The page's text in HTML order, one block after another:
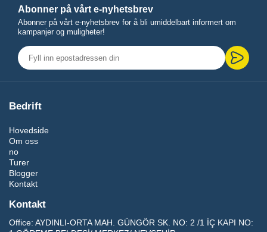
Abonner på vårt e-nyhetsbrev
Abonner på vårt e-nyhetsbrev for å bli umiddelbart informert om
kampanjer og muligheter!
Bedrift
Hovedside
Om oss
no
Turer
Blogger
Kontakt
Kontakt
Office: AYDINLI-ORTA MAH. GÜNGÖR SK. NO: 2 /1 İÇ KAPI NO: